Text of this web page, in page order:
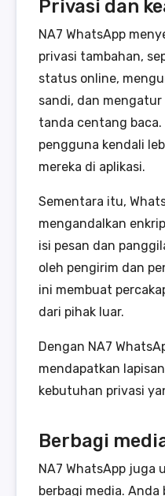
Privasi dan
NA7 WhatsApp
privasi tambahan,
status online,
sandi, dan
tanda centang
pengguna kendali
mereka di aplikasi.
Sementara itu,
mengandalkan
isi pesan dan
oleh pengirim dan
ini membuat
dari pihak luar.
Dengan NA7
mendapatkan
kebutuhan privasi
Berbagi
NA7 WhatsApp juga
berbagi media.